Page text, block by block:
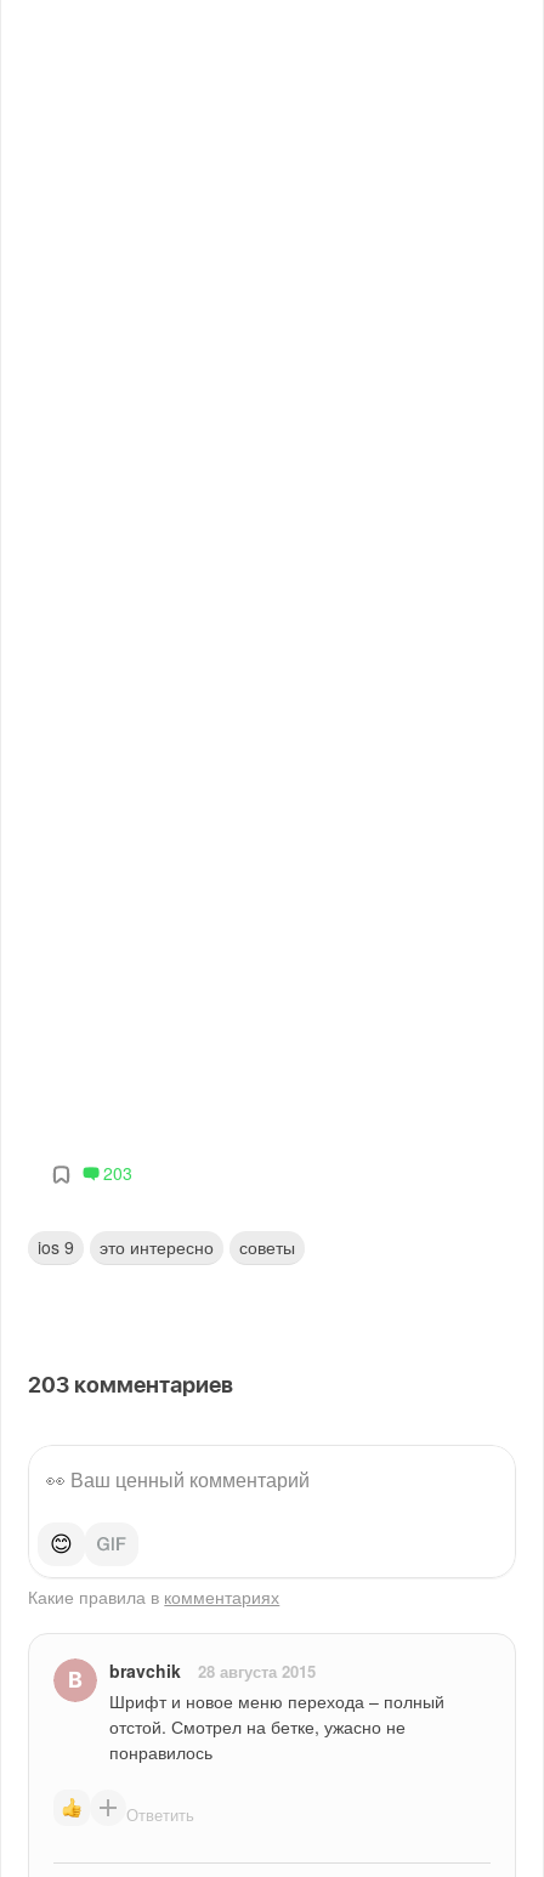
203
ios 9 это интересно советы
203 комментариев
😊
Какие правила в комментариях
bravchik 28 августа 2015
Шрифт и новое меню перехода – полный
отстой. Смотрел на бетке, ужасно не
понравилось
Ответить